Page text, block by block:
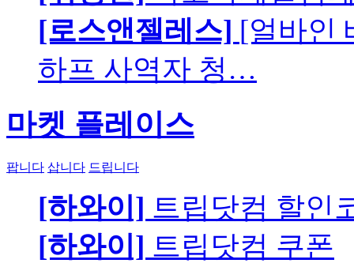
[로스앤젤레스] [얼바인
하프 사역자 청…
마켓 플레이스
팝니다 삽니다 드립니다
[하와이] 트립닷컴 할인
[하와이] 트립닷컴 쿠폰